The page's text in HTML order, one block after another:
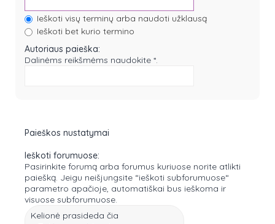
Ieškoti visų terminų arba naudoti užklausą
Ieškoti bet kurio termino
Autoriaus paieška:
Dalinėms reikšmėms naudokite *.
Paieškos nustatymai
Ieškoti forumuose:
Pasirinkite forumą arba forumus kuriuose norite atlikti
paiešką. Jeigu neišjungsite “ieškoti subforumuose“
parametro apačioje, automatiškai bus ieškoma ir
visuose subforumuose.